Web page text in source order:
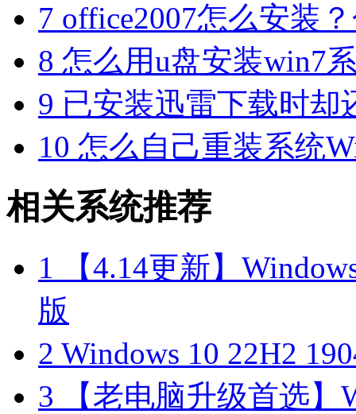
7 office2007怎么安装
8 怎么用u盘安装win7
9 已安装迅雷下载时却
10 怎么自己重装系统
相关系统推荐
1 【4.14更新】
版
2 Windows 10 22H2
3 【老电脑升级首选】